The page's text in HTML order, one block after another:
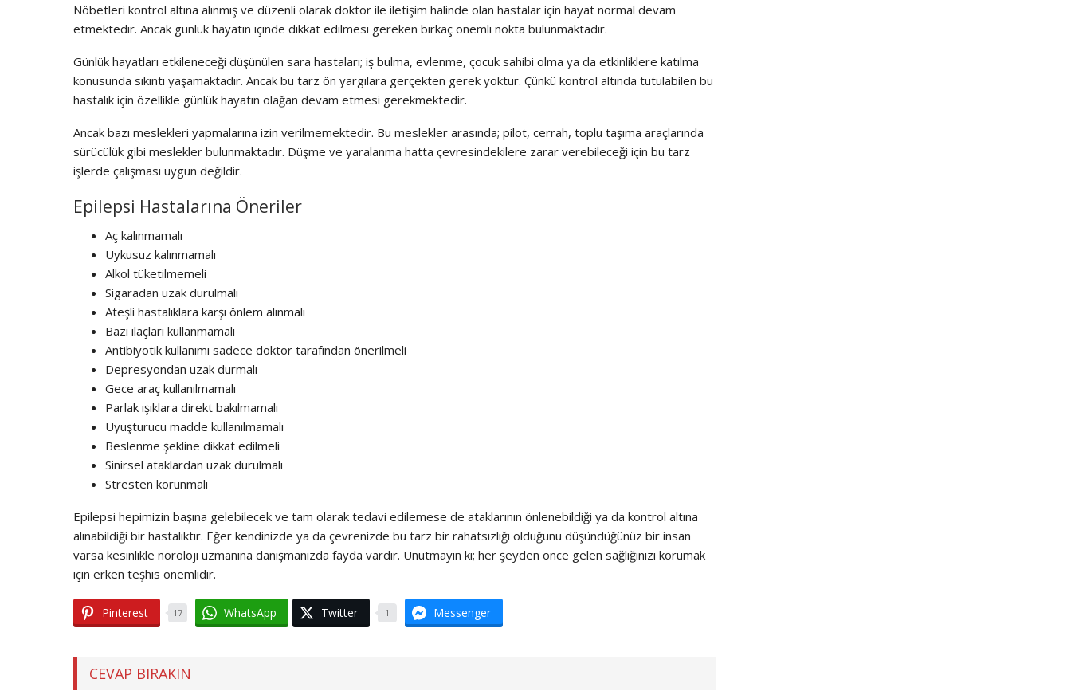
Nöbetleri kontrol altına alınmış ve düzenli olarak doktor ile iletişim halinde olan hastalar için hayat normal devam
etmektedir. Ancak günlük hayatın içinde dikkat edilmesi gereken birkaç önemli nokta bulunmaktadır.
Günlük hayatları etkileneceği düşünülen sara hastaları; iş bulma, evlenme, çocuk sahibi olma ya da etkinliklere katılma
konusunda sıkıntı yaşamaktadır. Ancak bu tarz ön yargılara gerçekten gerek yoktur. Çünkü kontrol altında tutulabilen bu
hastalık için özellikle günlük hayatın olağan devam etmesi gerekmektedir.
Ancak bazı meslekleri yapmalarına izin verilmemektedir. Bu meslekler arasında; pilot, cerrah, toplu taşıma araçlarında
sürücülük gibi meslekler bulunmaktadır. Düşme ve yaralanma hatta çevresindekilere zarar verebileceği için bu tarz
işlerde çalışması uygun değildir.
Epilepsi Hastalarına Öneriler
Aç kalınmamalı
Uykusuz kalınmamalı
Alkol tüketilmemeli
Sigaradan uzak durulmalı
Ateşli hastalıklara karşı önlem alınmalı
Bazı ilaçları kullanmamalı
Antibiyotik kullanımı sadece doktor tarafından önerilmeli
Depresyondan uzak durmalı
Gece araç kullanılmamalı
Parlak ışıklara direkt bakılmamalı
Uyuşturucu madde kullanılmamalı
Beslenme şekline dikkat edilmeli
Sinirsel ataklardan uzak durulmalı
Stresten korunmalı
Epilepsi hepimizin başına gelebilecek ve tam olarak tedavi edilemese de ataklarının önlenebildiği ya da kontrol altına
alınabildiği bir hastalıktır. Eğer kendinizde ya da çevrenizde bu tarz bir rahatsızlığı olduğunu düşündüğünüz bir insan
varsa kesinlikle nöroloji uzmanına danışmanızda fayda vardır. Unutmayın ki; her şeyden önce gelen sağlığınızı korumak
için erken teşhis önemlidir.
Pinterest 17 WhatsApp Twitter 1 Messenger
CEVAP BIRAKIN